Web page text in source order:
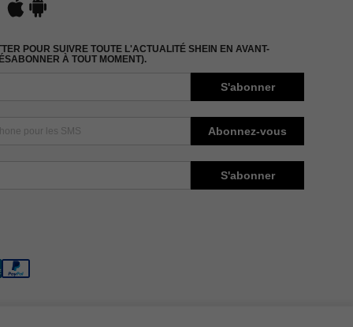
POUR SUIVRE TOUTE L'ACTUALITÉ SHEIN EN AVANT-
À TOUT MOMENT).
S'abonner
Abonnez-vous
S'abonner